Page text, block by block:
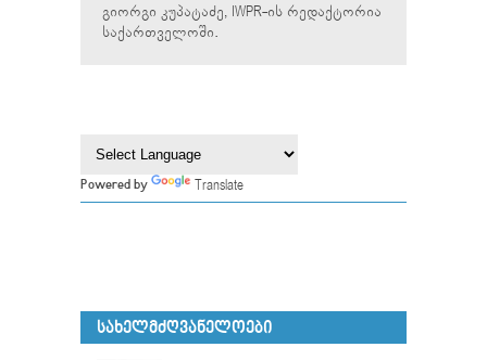
გიორგი კუპატაძე, IWPR-ის რედაქტორია
საქართველოში.
Powered by Translate
ᲡᲐᲮᲔᲚᲛᲫᲦᲕᲐᲜᲔᲚᲝᲔᲑᲘ